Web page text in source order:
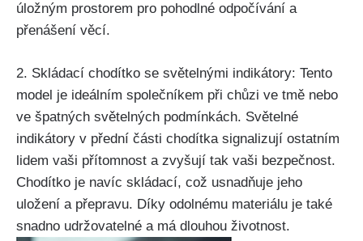
úložným prostorem pro pohodlné odpočívání a
přenášení věcí.
2.⁣ Skládací chodítko se světelnými indikátory:⁤ Tento
⁣model⁣ je ideálním společníkem ⁢při chůzi ve tmě ⁢nebo
ve špatných světelných⁢ podmínkách. Světelné
indikátory v přední části chodítka signalizují ostatním
⁢lidem vaši přítomnost a zvyšují tak vaši bezpečnost.
‌Chodítko je navíc skládací, což usnadňuje jeho
uložení a přepravu. Díky odolnému materiálu je také ​
snadno​ udržovatelné a má dlouhou životnost.